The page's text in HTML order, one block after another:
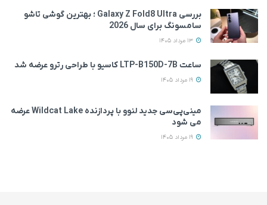
بررسی Galaxy Z Fold8 Ultra ؛ بهترین گوشی تاشو
سامسونگ برای سال 2026
ساعت LTP-B150D-7B کاسیو با طراحی رترو عرضه شد
مینی‌پی‌سی جدید لنوو با پردازنده Wildcat Lake عرضه
می‌ شود